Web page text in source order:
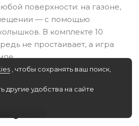
поверхности: на газоне,
— с помощью
В комплекте 10
не простаивает, а игра
, чтобы сохранять ваш поиск,
другие удобства на сайте